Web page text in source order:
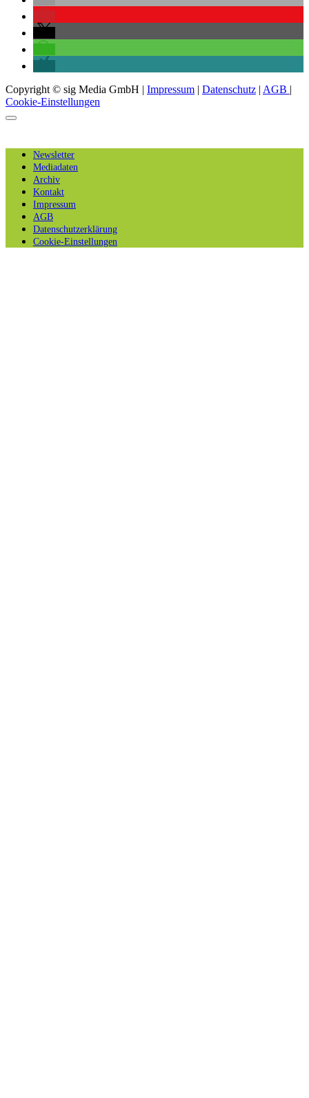
Copyright © sig Media GmbH | Impressum | Datenschutz | AGB |
Cookie-Einstellungen
Newsletter
Mediadaten
Archiv
Kontakt
Impressum
AGB
Datenschutzerklärung
Cookie-Einstellungen